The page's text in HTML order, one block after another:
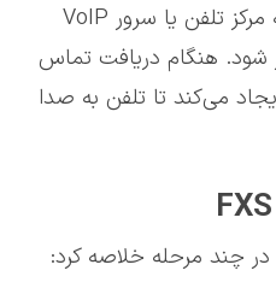
شماره‌گیری، اطلاعات شماره به مرکز تلفن یا سرور VoIP
شود. هنگام دریافت تماس
می‌کند تا تلفن به صدا